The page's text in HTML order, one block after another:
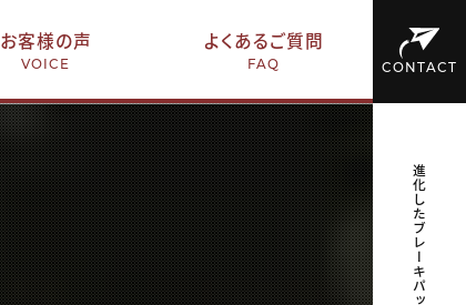
お客様の声
VOICE
よくあるご質問
FAQ CONTACT